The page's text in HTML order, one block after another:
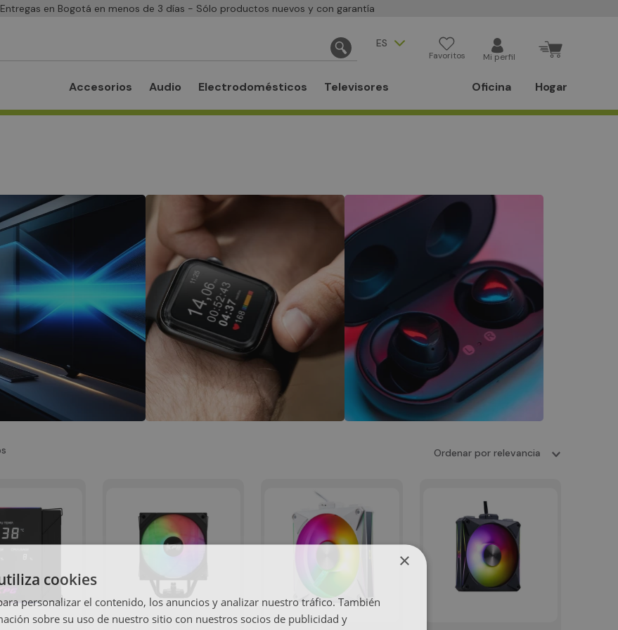
en Bogotá en menos de 3 días - Sólo productos nuevos y con garantía
ES
Favoritos Mi perfil
Accesorios Audio Electrodomésticos Televisores Oficina Hogar
Ordenar por relevancia
×
cookies
personalizar el contenido, los anuncios y analizar nuestro tráfico. También
sobre su uso de nuestro sitio con nuestros socios de publicidad y